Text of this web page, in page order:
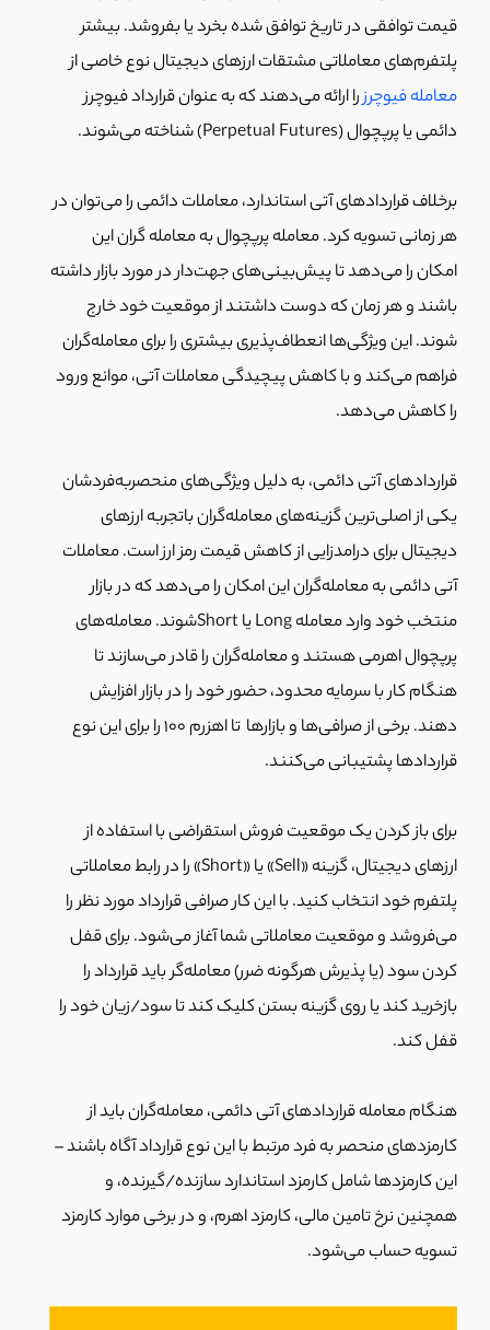
قیمت توافقی در تاریخ توافق شده بخرد یا بفروشد. بیشتر
پلتفرم‌های معاملاتی مشتقات ارزهای دیجیتال نوع خاصی از
معامله فیوچرزرا ارائه می‌دهند که به عنوان قرارداد فیوچرز
دائمی یا پرپچوال (Perpetual Futures) شناخته می‌شوند.
برخلاف قراردادهای آتی استاندارد، معاملات دائمی را می‌توان در
هر زمانی تسویه کرد. معامله پرپچوال به معامله گران این
امکان را می‌دهد تا پیش‌بینی‌های جهت‌دار در مورد بازار داشته
باشند و هر زمان که دوست داشتند از موقعیت خود خارج
شوند. این ویژگی‌ها انعطاف‌پذیری بیشتری را برای معامله‌گران
فراهم می‌کند و با کاهش پیچیدگی معاملات آتی، موانع ورود
را کاهش می‌دهد.
قراردادهای آتی دائمی، به دلیل ویژگی‌های منحصربه‌فردشان
یکی از اصلی‌ترین گزینه‌‎های معامله‌گران باتجربه ارزهای
دیجیتال برای درامدزایی از کاهش قیمت رمز ارز است. معاملات
آتی دائمی به معامله‌گران این امکان را می‌دهد که در بازار
منتخب خود وارد معامله Long یا Shortشوند. معامله‌های
پرپچوال اهرمی هستند و معامله‌گران را قادر می‌سازند تا
هنگام کار با سرمایه محدود، حضور خود را در بازار افزایش
دهند. برخی از صرافی‌ها و بازارها تا اهزرم 100 را برای این نوع
قراردادها پشتیبانی می‌کنند.
برای باز کردن یک موقعیت فروش استقراضی با استفاده از
ارزهای دیجیتال، گزینه «Sell» یا «Short» را در رابط معاملاتی
پلتفرم خود انتخاب کنید. با این کار صرافی قرارداد مورد نظر را
می‌فروشد و موقعیت معاملاتی شما آغاز می‌شود. برای قفل
کردن سود (یا پذیرش هرگونه ضرر) معامله‌گر باید قرارداد را
بازخرید کند یا روی گزینه بستن کلیک کند تا سود/زیان خود را
قفل کند.
هنگام معامله قراردادهای آتی دائمی، معامله‌گران باید از
کارمزدهای منحصر به فرد مرتبط با این نوع قرارداد آگاه باشند –
این کارمزدها شامل کارمزد استاندارد سازنده/گیرنده، و
همچنین نرخ تامین مالی، کارمزد اهرم، و در برخی موارد کارمزد
تسویه حساب می‌شود.